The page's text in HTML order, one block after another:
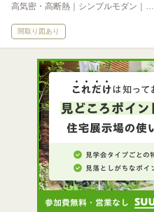
高気密・高断熱｜シンプルモダン｜…
間取り図あり